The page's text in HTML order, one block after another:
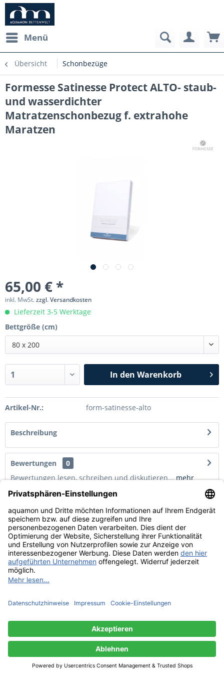
Menü
Übersicht Schonbezüge
Formesse Satinesse Protect ALTO- staub-
und wasserdichter
Matratzenschonbezug f. extrahohe
Maratzen
65,00 € *
inkl. MwSt.zzgl. Versandkosten
Lieferzeit 3-5 Werktage
Bettgröße (cm)
80 x 200
In den Warenkorb
Artikel-Nr.: form-satinesse-alto
Beschreibung
Bewertungen
0
Bewertungen lesen, schreiben und diskutieren...mehr
Service Hotline
Shop Service
Informationen
© Copyright by Aquamon 2021 | * alle Preise inkl. 19% MwSt, zzgl.
Versandkosten